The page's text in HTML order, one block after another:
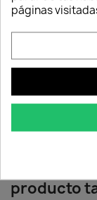
Compartir
producto
páginas